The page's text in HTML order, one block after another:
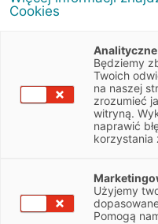
42-200 Częstochowa
9492272972
Obsługiwane
Osobowe,
Wszystkie
Cookies
Analityczne
Będziemy
Twoich
na naszej
zrozumieć
witryną.
naprawić
korzystania
Użyjemy
Pomogą